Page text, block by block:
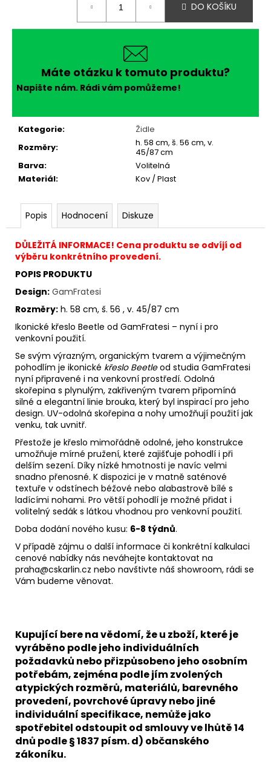
DO KOŠÍKU
Máte otázku k tomuto produktu?
Napište nám. Rádi vám pomůžeme!
Kategorie:
Židle
Rozměry:
h. 58 cm, š. 56 cm, v.
45/87 cm
Barva:
Volitelná
Materiál: Kov / Plast
Popis Hodnocení Diskuze
DŮLEŽITÁ INFORMACE! Cena produktu se odvíjí od
výběru konkrétního provedení.
POPIS PRODUKTU
Design: GamFratesi
Rozměry: h. 58 cm, š. 56 , v. 45/87 cm
Ikonické křeslo Beetle od GamFratesi – nyní i pro
venkovní použití.
Se svým výrazným, organickým tvarem a výjimečným
pohodlím je ikonické křeslo Beetleod studia GamFratesi
nyní připravené i na venkovní prostředí. Odolná
skořepina s plynulým, zakřiveným tvarem připomíná
silné a elegantní linie brouka, který byl inspirací pro jeho
design. UV-odolná skořepina a nohy umožňují použití jak
venku, tak uvnitř.
Přestože je křeslo mimořádně odolné, jeho konstrukce
umožňuje mírné pružení, které zajišťuje pohodlí i při
delším sezení. Díky nízké hmotnosti je navíc velmi
snadno přenosné. K dispozici je v matně saténové
textuře v odstínech béžové nebo alabastrově bílé s
ladícími nohami. Pro větší pohodlí je možné přidat i
volitelný sedák s látkou vhodnou pro venkovní použití.
Doba dodání nového kusu: 6-8 týdnů.
V případě zájmu o další informace či konkrétní kalkulaci
cenové nabídky nás neváhejte kontaktovat na
praha@cskarlin.cz nebo navštivte náš showroom, rádi se
Vám budeme věnovat.
Kupující bere na vědomí, že u zboží, které je
vyráběno podle jeho individuálních
požadavků nebo přizpůsobeno jeho osobním
potřebám, zejména podle jím zvolených
atypických rozměrů, materiálů, barevného
provedení, povrchové úpravy nebo jiné
individuální specifikace, nemůže jako
spotřebitel odstoupit od smlouvy ve lhůtě 14
dnů podle § 1837 písm. d) občanského
zákoníku.